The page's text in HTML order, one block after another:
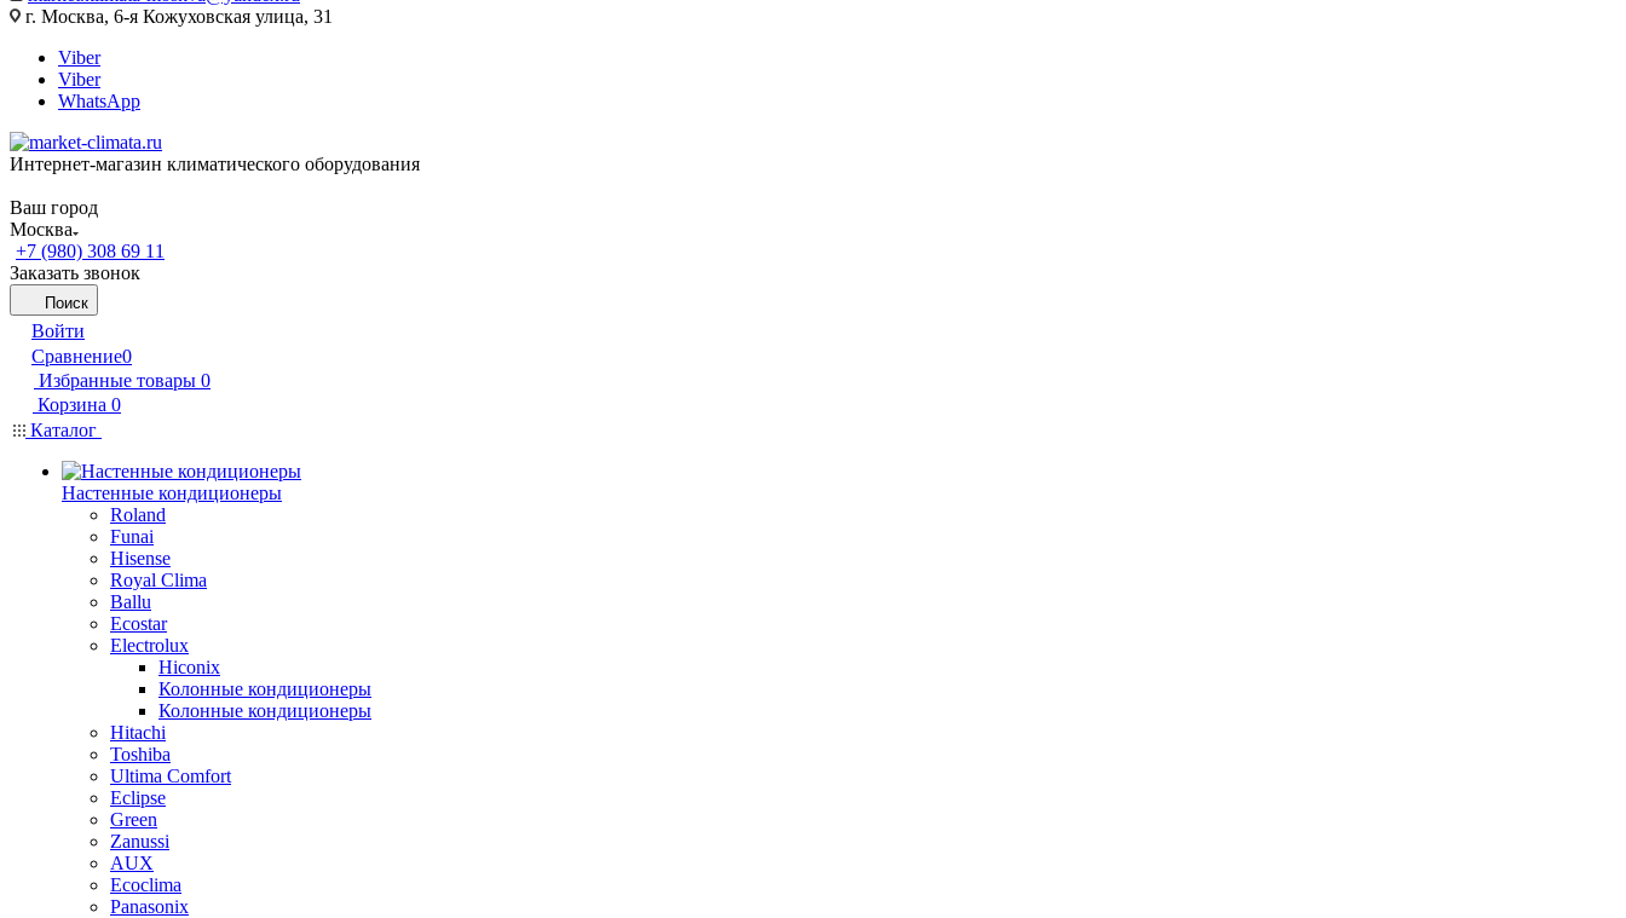
г. Москва, 6-я Кожуховская улица, 31
Viber
Viber
WhatsApp
Интернет-магазин климатического оборудования
Ваш город
Москва
+7 (980) 308 69 11
Заказать звонок
Поиск
Войти
Сравнение0
Избранные товары 0
Корзина 0
Каталог
Настенные кондиционеры
Roland
Funai
Hisense
Royal Clima
Ballu
Ecostar
Electrolux
Hiconix
Колонные кондиционеры
Колонные кондиционеры
Hitachi
Toshiba
Ultima Comfort
Eclipse
Green
Zanussi
AUX
Ecoclima
Panasonix